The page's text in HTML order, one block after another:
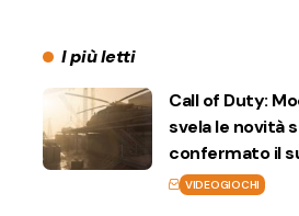
I più letti
Call of Duty:
svela le novità
confermato il
VIDEOGIOCHI